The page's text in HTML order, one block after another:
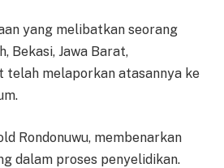
yang melibatkan seorang
Bekasi, Jawa Barat,
telah melaporkan atasannya ke
Rondonuwu, membenarkan
dalam proses penyelidikan.